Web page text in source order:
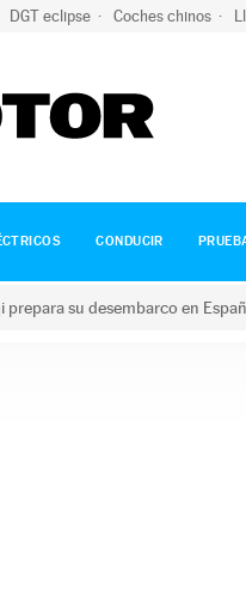
DGT eclipse Coches chinos
CONDUCIR
prepara su desembarco en